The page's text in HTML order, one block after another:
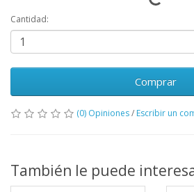
Cantidad:
Comprar
(0) Opiniones/ Escribir un
También le puede